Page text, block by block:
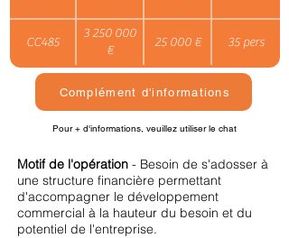
CC485
3 250 000
€
25 000 € 35 pers
Complément d'informations
Pour + d'informations, veuillez utiliser le chat
Motif de l'opération - Besoin de s'adosser à
une structure financière permettant
d'accompagner le développement
commercial à la hauteur du besoin et du
potentiel de l'entreprise.